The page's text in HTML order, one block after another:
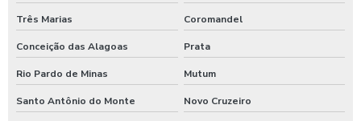
Produtos para lavagem de caminhões
Produtos para limpeza interna automotiva
Produtos quimico para lavagem de caminhão
Produtos quimicos para lavagem automotiva
Três Marias Coromandel
Conceição das Alagoas Prata
Rio Pardo de Minas Mutum
Santo Antônio do Monte Novo Cruzeiro